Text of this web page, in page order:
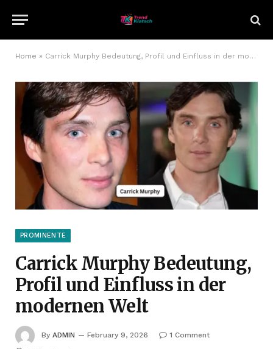
Home » Carrick Murphy Bedeutung, Profil und Einfluss in der modernen Welt
PROMINENTE
Carrick Murphy Bedeutung,
Profil und Einfluss in der
modernen Welt
By ADMIN February 9, 2026
1 Comment